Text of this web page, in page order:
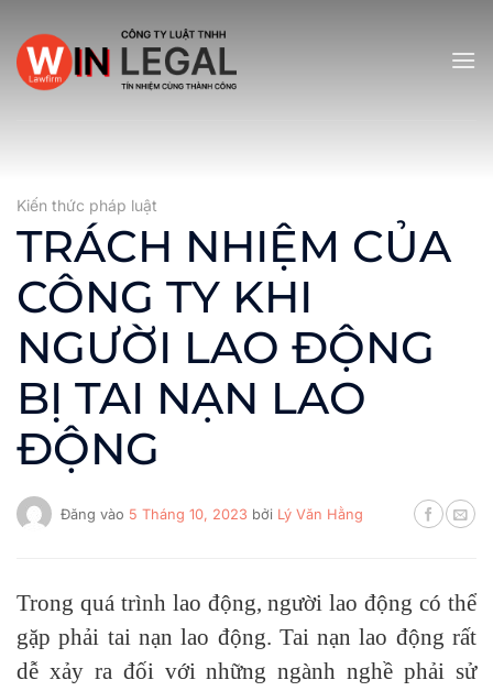
qua
nội
dung
Kiến thức pháp luật
TRÁCH NHIỆM CỦA
CÔNG TY KHI
NGƯỜI LAO ĐỘNG
BỊ TAI NẠN LAO
ĐỘNG
Đăng vào 5 Tháng 10, 2023 bởi Lý Văn Hằng
Trong quá trình lao động, người lao động có thể
gặp phải tai nạn lao động. Tai nạn lao động rất
dễ xảy ra đối với những ngành nghề phải sử